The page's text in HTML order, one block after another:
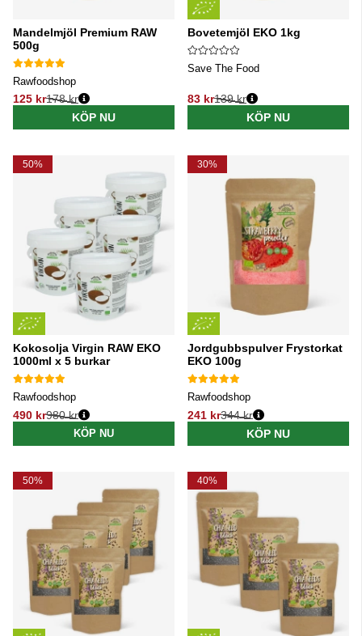
Mandelmjöl Premium RAW
500g
Rawfoodshop
125 kr
Ordinarie pris:
178 kr
KÖP NU
Bovetemjöl EKO 1kg
Save The Food
83 kr
Ordinarie pris:
139 kr
KÖP NU
50%
Kokosolja Virgin RAW EKO
1000ml x 5 burkar
Rawfoodshop
490 kr
Ordinarie pris:
980 kr
KÖP NU
30%
Jordgubbspulver Frystorkat
EKO 100g
Rawfoodshop
241 kr
Ordinarie pris:
344 kr
KÖP NU
50% 40%